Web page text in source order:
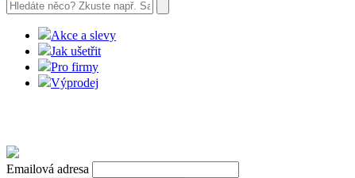
Akce a slevy
Jak ušetřit
Pro firmy
Výprodej
Emailová adresa